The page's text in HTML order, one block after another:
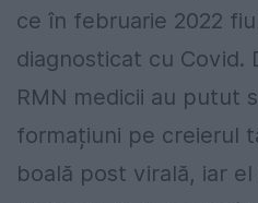
ce în februarie 2022
diagnosticat cu Covid.
RMN medicii au putut
formațiuni pe creierul
boală post virală, iar